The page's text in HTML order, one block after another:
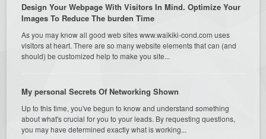
Design Your Webpage With Visitors In Mind. Optimize Your
Images To Reduce The burden Time
As you may know all good web sites www.waikiki-cond.com uses
visitors at heart. There are so many website elements that can (and
should) be customized help to make you site...
My personal Secrets Of Networking Shown
Up to this time, you've begun to know and understand something
about what's crucial for you to your leads. By requesting questions,
you may have determined exactly what is working...